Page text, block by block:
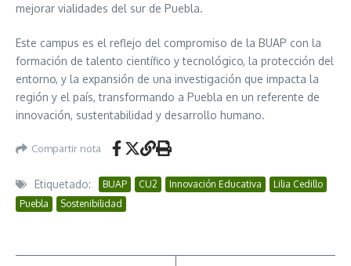
mejorar vialidades del sur de Puebla.
Este campus es el reflejo del compromiso de la BUAP con la
formación de talento científico y tecnológico, la protección del
entorno, y la expansión de una investigación que impacta la
región y el país, transformando a Puebla en un referente de
innovación, sustentabilidad y desarrollo humano.
Compartir nota
Etiquetado: BUAP CU2 Innovación Educativa
Lilia Cedillo
Puebla
Sostenibilidad